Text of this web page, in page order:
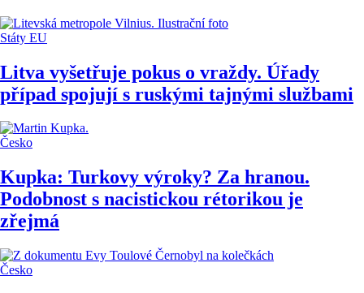
Státy EU
Litva vyšetřuje pokus o vraždy. Úřady
případ spojují s ruskými tajnými službami
Česko
Kupka: Turkovy výroky? Za hranou.
Podobnost s nacistickou rétorikou je
zřejmá
Česko